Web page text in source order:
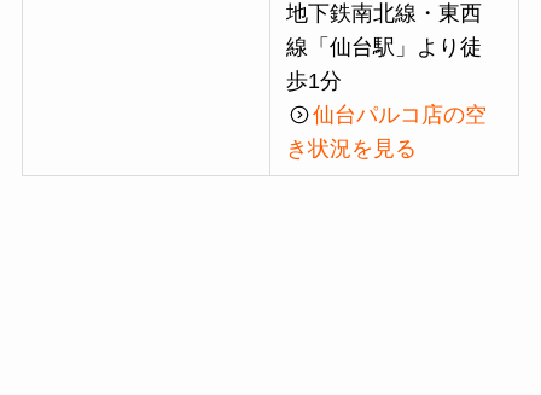
地下鉄南北線・東西
線「仙台駅」より徒
歩1分
仙台パルコ店の空
き状況を見る